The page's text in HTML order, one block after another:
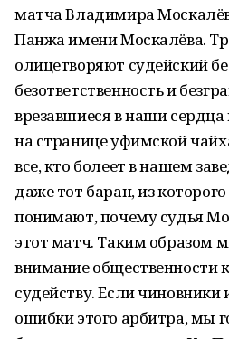
матча Владимира
Панжа имени Москалёва.
олицетворяют судейский
безответственность и
врезавшиеся в наши сердца
на странице уфимской
все, кто болеет в нашем
даже тот баран, из
понимают, почему судья
этот матч. Таким образом
внимание общественности
судейству. Если
ошибки этого арбитра, мы